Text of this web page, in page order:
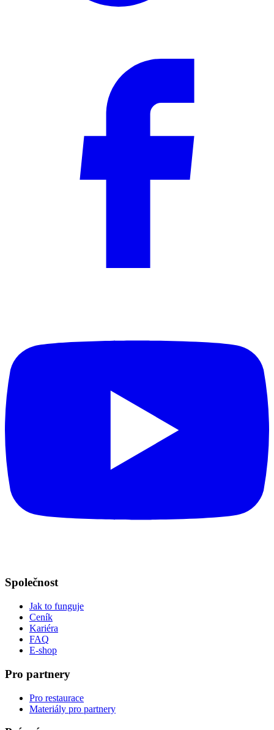
Společnost
Jak to funguje
Ceník
Kariéra
FAQ
E-shop
Pro partnery
Pro restaurace
Materiály pro partnery